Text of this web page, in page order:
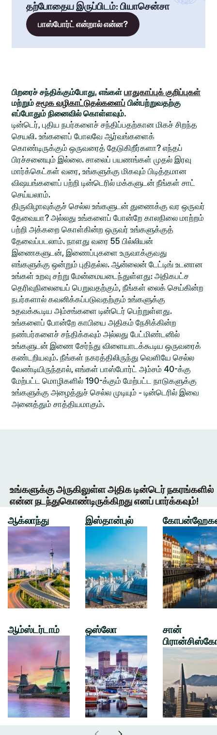
தற்போதைய இருப்பிடம்: பியாசென்சா
பாஸ்போர்ட் என்றால் என்ன?
பிறரைச் சந்திக்கும்போது, எங்கள் பாதுகாப்புக் குறிப்புகள்
மற்றும் சமூக வழிகாட்டுதல்களைப் பின்பற்றுவதற்கு
எப்போதும் நினைவில் கொள்ளவும்.
டின்டெர், புதிய நபர்களைச் சந்திப்பதற்கான மிகச் சிறந்த
செயலி. உங்களைப் போலவே ஆர்வங்களைக்
கொண்டிருக்கும் ஒருவரைத் தேடுகிறீர்களா? எந்தப்
பிரச்சனையும் இல்லை. சாலைப் பயணங்கள் முதல் இரவு
மார்க்கெட்கள் வரை, உங்களுக்கு மிகவும் பிடித்தமான
விஷயங்களைப் பற்றி டின்டெரில் மக்களுடன் நீங்கள் சாட்
செய்யலாம்.
திருவிழாவுக்குச் செல்ல உங்களுடன் துணைக்கு வர ஒருவர்
தேவையா? அல்லது உங்களைப் போன்றே காலநிலை மாற்றம்
பற்றி அக்கறை கொள்கின்ற ஒருவர் உங்களுக்குத்
தேவைப்படலாம். நாளது வரை 55 பில்லியன்
இணைகளுடன், இணைப்புகளை உருவாக்குவது
எங்களுக்கு ஒன்றும் புதிதல்ல. ஆன்லைன் டேட்டிங் உடனான
உங்கள் உறவு சற்று மேன்மையடைந்துள்ளது: அதிகபட்ச
தெரிவுநிலையைப் பெறுவதற்கும், நீங்கள் லைக் செய்கின்ற
நபர்களால் கவனிக்கப்படுவதற்கும் உங்களுக்கு
உதவக்கூடிய அம்சங்களை டின்டெர் பெற்றுள்ளது.
உங்களைப் போன்றே காபியை அதிகம் நேசிக்கின்ற
நண்பர்களைச் சந்திக்கவும் அல்லது பேட்மிண்டனில்
உங்களுடன் இணை சேர்ந்து விளையாடக்கூடிய ஒருவரைக்
கண்டறியவும். நீங்கள் நகரத்திலிருந்து வெளியே செல்ல
வேண்டியிருந்தால், எங்கள் பாஸ்போர்ட் அம்சம் 40-க்கு
மேற்பட்ட மொழிகளில் 190-க்கும் மேற்பட்ட நாடுகளுக்கு
உங்களுக்கு அழைத்துச் செல்ல முடியும் - டின்டெரில் இவை
அனைத்தும் சாத்தியமாகும்.
உங்களுக்கு அருகிலுள்ள அதிக டின்டெர் நகரங்களில்
என்ன நடந்துகொண்டிருக்கிறது எனப் பார்க்கவும்!
ஆக்லாந்து
ஆம்ஸ்டர்டாம்
இஸ்தான்புல்
ஒஸ்லோ
சான்